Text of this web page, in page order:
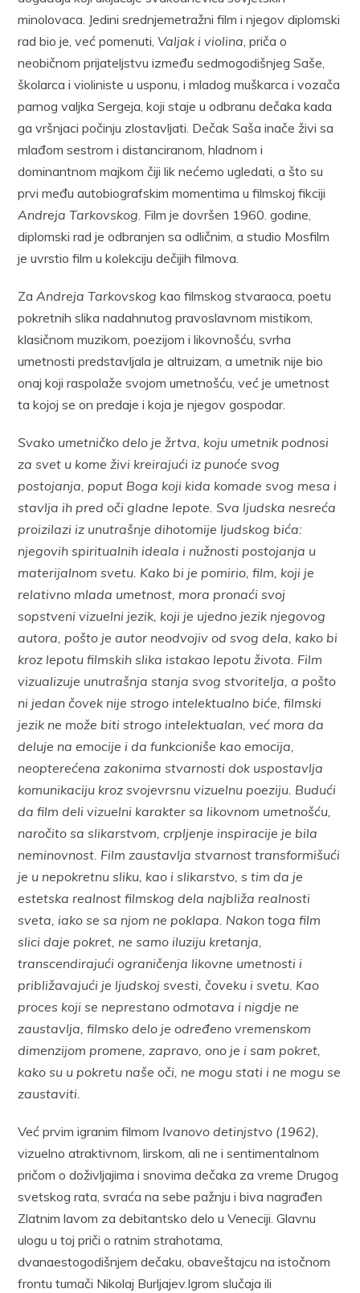
minolovaca. Jedini srednjemetražni film i njegov diplomski
rad bio je, već pomenuti,Valjak i violina, priča o
neobičnom prijateljstvu između sedmogodišnjeg Saše,
školarca i violiniste u usponu, i mladog muškarca i vozača
parnog valjka Sergeja, koji staje u odbranu dečaka kada
ga vršnjaci počinju zlostavljati. Dečak Saša inače živi sa
mlađom sestrom i distanciranom, hladnom i
dominantnom majkom čiji lik nećemo ugledati, a što su
prvi među autobiografskim momentima u filmskoj fikciji
Andreja Tarkovskog. Film je dovršen 1960. godine,
diplomski rad je odbranjen sa odličnim, a studio Mosfilm
je uvrstio film u kolekciju dečijih filmova.
ZaAndreja Tarkovskog kao filmskog stvaraoca, poetu
pokretnih slika nadahnutog pravoslavnom mistikom,
klasičnom muzikom, poezijom i likovnošću, svrha
umetnosti predstavljala je altruizam, a umetnik nije bio
onaj koji raspolaže svojom umetnošću, već je umetnost
ta kojoj se on predaje i koja je njegov gospodar.
Svako umetničko delo je žrtva, koju umetnik podnosi
za svet u kome živi kreirajući iz punoće svog
postojanja, poput Boga koji kida komade svog mesa i
stavlja ih pred oči gladne lepote. Sva ljudska nesreća
proizilazi iz unutrašnje dihotomije ljudskog bića:
njegovih spiritualnih ideala i nužnosti postojanja u
materijalnom svetu. Kako bi je pomirio, film, koji je
relativno mlada umetnost, mora pronaći svoj
sopstveni vizuelni jezik, koji je ujedno jezik njegovog
autora, pošto je autor neodvojiv od svog dela, kako bi
kroz lepotu filmskih slika istakao lepotu života. Film
vizualizuje unutrašnja stanja svog stvoritelja, a pošto
ni jedan čovek nije strogo intelektualno biće, filmski
jezik ne može biti strogo intelektualan, već mora da
deluje na emocije i da funkcioniše kao emocija,
neopterećena zakonima stvarnosti dok uspostavlja
komunikaciju kroz svojevrsnu vizuelnu poeziju. Budući
da film deli vizuelni karakter sa likovnom umetnošću,
naročito sa slikarstvom, crpljenje inspiracije je bila
neminovnost. Film zaustavlja stvarnost transformišući
je u nepokretnu sliku, kao i slikarstvo, s tim da je
estetska realnost filmskog dela najbliža realnosti
sveta, iako se sa njom ne poklapa. Nakon toga film
slici daje pokret, ne samo iluziju kretanja,
transcendirajući ograničenja likovne umetnosti i
približavajući je ljudskoj svesti, čoveku i svetu. Kao
proces koji se neprestano odmotava i nigdje ne
zaustavlja, filmsko delo je određeno vremenskom
dimenzijom promene, zapravo, ono je i sam pokret,
kako su u pokretu naše oči, ne mogu stati i ne mogu se
zaustaviti.
Već prvim igranim filmom Ivanovo detinjstvo (1962),
vizuelno atraktivnom, lirskom, ali ne i sentimentalnom
pričom o doživljajima i snovima dečaka za vreme Drugog
svetskog rata, svraća na sebe pažnju i biva nagrađen
Zlatnim lavom za debitantsko delo u Veneciji. Glavnu
ulogu u toj priči o ratnim strahotama,
dvanaestogodišnjem dečaku, obaveštajcu na istočnom
frontu tumači Nikolaj Burljajev.Igrom slučaja ili